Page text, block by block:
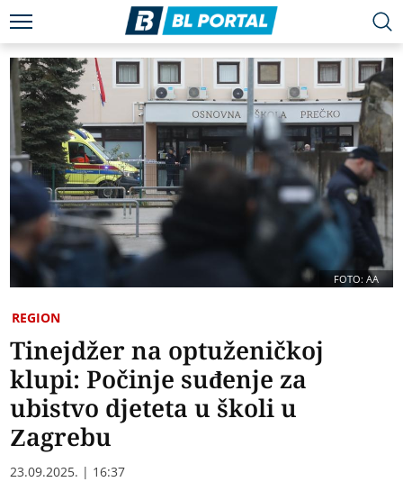
FOTO: AA
REGION
Tinejdžer na optuženičkoj
klupi: Počinje suđenje za
ubistvo djeteta u školi u
Zagrebu
23.09.2025. | 16:37